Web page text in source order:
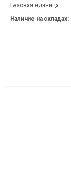
Базовая единица:
Наличие на складах: